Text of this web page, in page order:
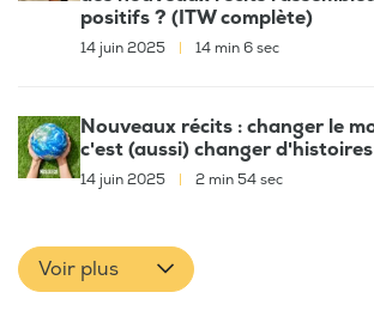
positifs ? (ITW complète)
14 juin 2025 14 min 6 sec
Nouveaux récits : changer le
c'est (aussi) changer d'histoires
14 juin 2025 2 min 54 sec
Voir plus